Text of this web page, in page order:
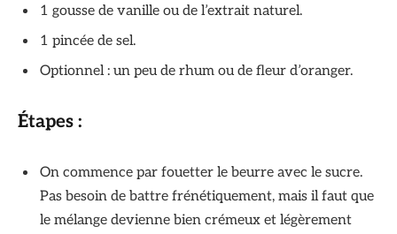
1 gousse de vanille ou de l’extrait naturel.
1 pincée de sel.
Optionnel : un peu de rhum ou de fleur d’oranger.
Étapes :
On commence par fouetter le beurre avec le sucre.
Pas besoin de battre frénétiquement, mais il faut que
le mélange devienne bien crémeux et légèrement